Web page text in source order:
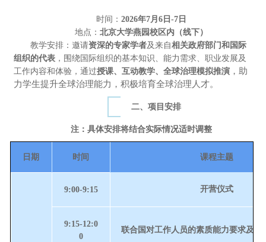
时间： 2026年7月6日-7日
地点： 北京大学燕园校区内（线下）
教学安排： 邀请资深的专家学者及来自相关政府部门和国际
组织的代表，围绕国际组织的基本知识、能力需求、职业发展及
工作内容和体验，通过授课、互动教学、全球治理模拟推演，助
力学生提升全球治理能力，积极培育全球治理人才。
二、项目安排
注：具体安排将结合实际情况适时调整
日期 时间 课程主题
9:00-9:15 开营仪式
9:15-12:0
0
联合国对工作人员的素质能力要求及基